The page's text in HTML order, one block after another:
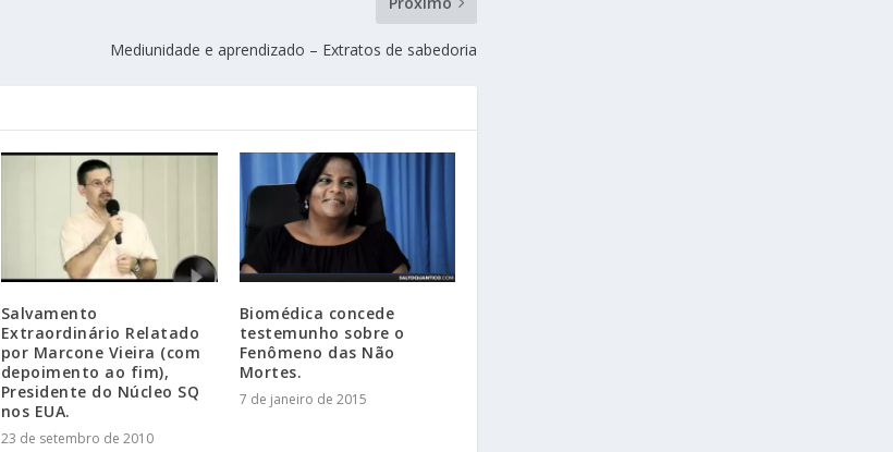
Mediunidade e aprendizado – Extratos de sabedoria
Salvamento
Extraordinário Relatado
por Marcone Vieira (com
depoimento ao fim),
Presidente do Núcleo SQ
nos EUA.
23 de setembro de 2010
Biomédica concede
testemunho sobre o
Fenômeno das Não
Mortes.
7 de janeiro de 2015